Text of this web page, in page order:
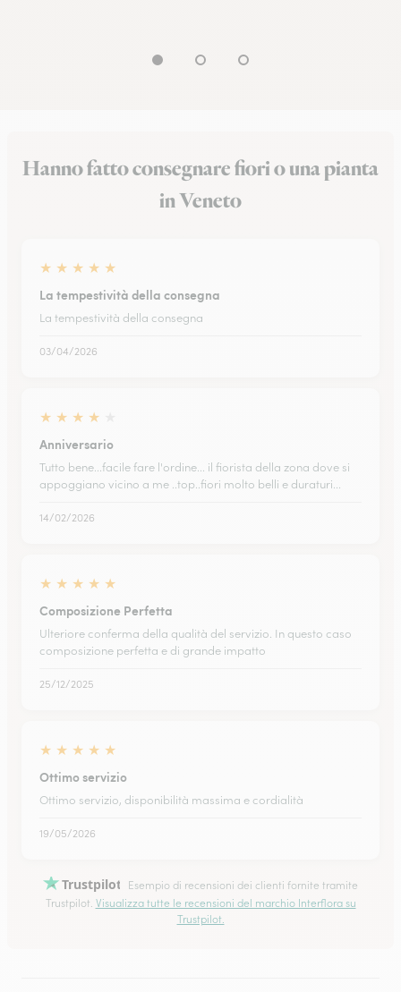
Hanno fatto consegnare fiori o una pianta
in Veneto
★ ★ ★ ★ ★
La tempestività della consegna
La tempestività della consegna
03/04/2026
★ ★ ★ ★
Anniversario
Tutto bene...facile fare l'ordine... il fiorista della zona dove si
appoggiano vicino a me ..top..fiori molto belli e duraturi...
14/02/2026
★ ★ ★ ★ ★
Composizione Perfetta
Ulteriore conferma della qualità del servizio. In questo caso
composizione perfetta e di grande impatto
25/12/2025
★ ★ ★ ★ ★
Ottimo servizio
Ottimo servizio, disponibilità massima e cordialità
19/05/2026
Trustpilot
Esempio di recensioni dei clienti fornite tramite
Trustpilot. Visualizza tutte le recensioni del marchio Interflora su
Trustpilot.